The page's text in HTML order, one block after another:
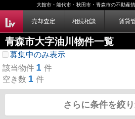
大館市・能代市・秋田市・青森市の不動産
売却査定 相続相談 賃貸
青森市大字油川物件一覧
募集中のみ表示
該当物件 1 件
空き数 1 件
さらに条件を絞